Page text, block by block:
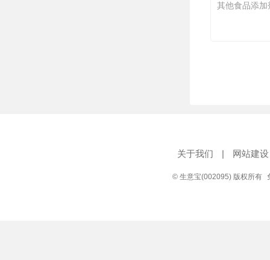
其他食品添加
关于我们 | 网站建设
© 生意宝(002095) 版权所有